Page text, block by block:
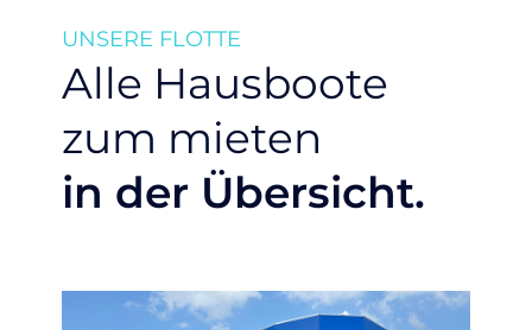
UNSERE FLOTTE
Alle Hausboote
zum mieten
in der Übersicht.